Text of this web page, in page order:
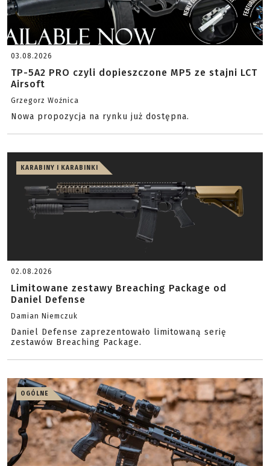
03.08.2026
TP-5A2 PRO czyli dopieszczone MP5 ze stajni LCT
Airsoft
Grzegorz Woźnica
Nowa propozycja na rynku już dostępna.
KARABINY I KARABINKI
02.08.2026
Limitowane zestawy Breaching Package od
Daniel Defense
Damian Niemczuk
Daniel Defense zaprezentowało limitowaną serię
zestawów Breaching Package.
OGÓLNE